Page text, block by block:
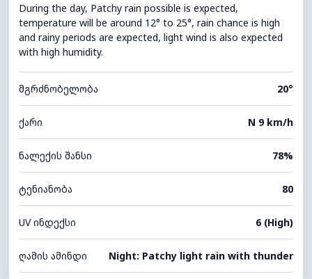
During the day, Patchy rain possible is expected,
temperature will be around 12° to 25°, rain chance is high
and rainy periods are expected, light wind is also expected
with high humidity.
მგრძნობელობა 20°
ქარი N 9 km/h
ნალექის შანსი 78%
ტენიანობა 80
UV ინდექსი 6 (High)
ღამის ამინდი Night: Patchy light rain with thunder